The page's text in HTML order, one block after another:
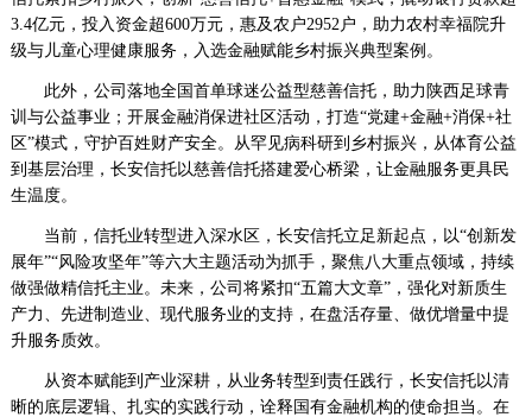
3.4亿元，投入资金超600万元，惠及农户2952户，助力农村幸福院升
级与儿童心理健康服务，入选金融赋能乡村振兴典型案例。
此外，公司落地全国首单球迷公益型慈善信托，助力陕西足球青
训与公益事业；开展金融消保进社区活动，打造“党建+金融+消保+社
区”模式，守护百姓财产安全。从罕见病科研到乡村振兴，从体育公益
到基层治理，长安信托以慈善信托搭建爱心桥梁，让金融服务更具民
生温度。
当前，信托业转型进入深水区，长安信托立足新起点，以“创新发
展年”“风险攻坚年”等六大主题活动为抓手，聚焦八大重点领域，持续
做强做精信托主业。未来，公司将紧扣“五篇大文章”，强化对新质生
产力、先进制造业、现代服务业的支持，在盘活存量、做优增量中提
升服务质效。
从资本赋能到产业深耕，从业务转型到责任践行，长安信托以清
晰的底层逻辑、扎实的实践行动，诠释国有金融机构的使命担当。在